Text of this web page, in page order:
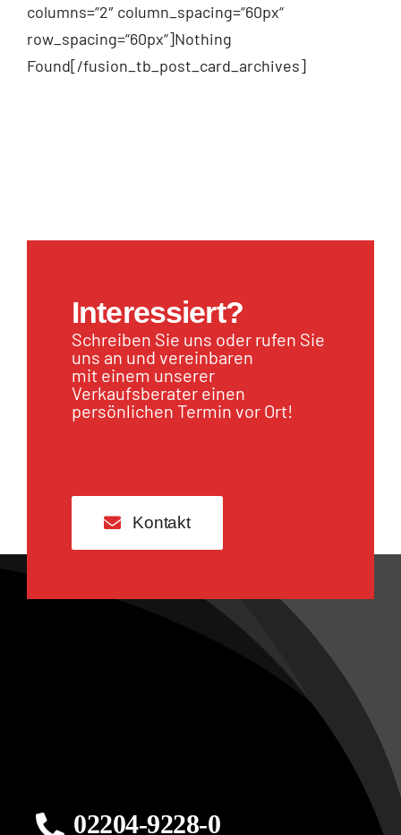
columns=“2″ column_spacing=“60px“
row_spacing=“60px“]Nothing
Found[/fusion_tb_post_card_archives]
Interessiert?
Schreiben Sie uns oder rufen Sie
uns an und vereinbaren
mit einem unserer
Verkaufsberater einen
persönlichen Termin vor Ort!
Kontakt
02204-9228-0